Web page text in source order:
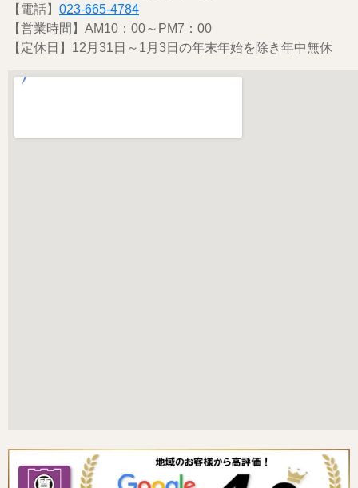
【電話】 023-665-4784
【営業時間】AM10：00～PM7：00
【定休日】12月31日～1月3日の年末年始を除き年中無休